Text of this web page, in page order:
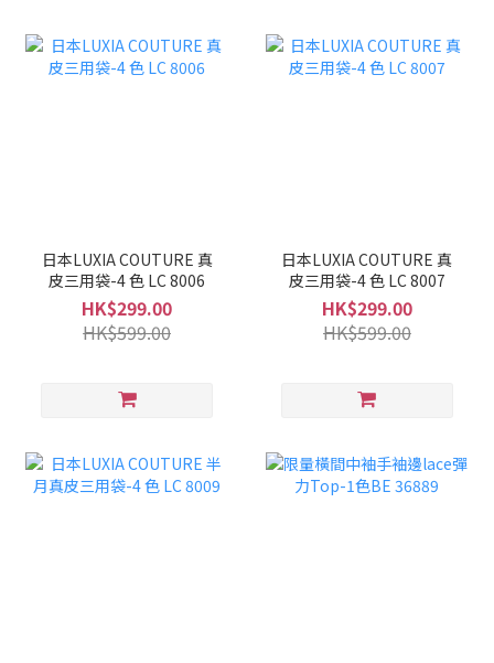
日本LUXIA COUTURE 真
皮三用袋-4 色 LC 8006
HK$299.00
HK$599.00
日本LUXIA COUTURE 真
皮三用袋-4 色 LC 8007
HK$299.00
HK$599.00